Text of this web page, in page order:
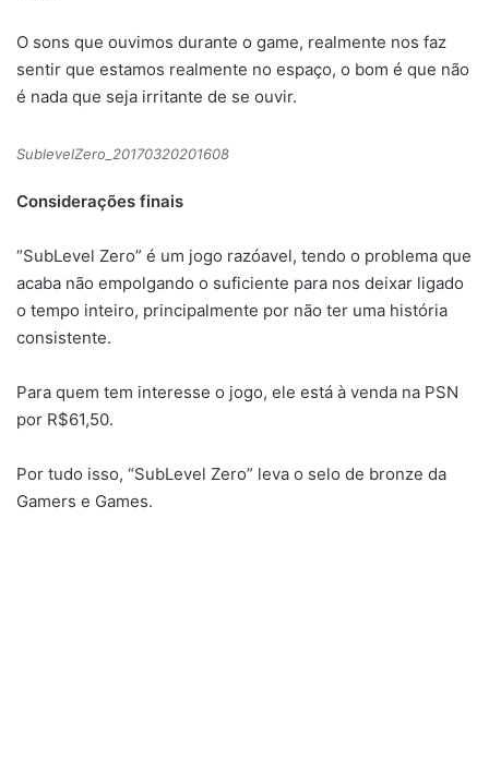
O sons que ouvimos durante o game, realmente nos faz
sentir que estamos realmente no espaço, o bom é que não
é nada que seja irritante de se ouvir.
SublevelZero_20170320201608
Considerações finais
“SubLevel Zero” é um jogo razóavel, tendo o problema que
acaba não empolgando o suficiente para nos deixar ligado
o tempo inteiro, principalmente por não ter uma história
consistente.
Para quem tem interesse o jogo, ele está à venda na PSN
por R$61,50.
Por tudo isso, “SubLevel Zero” leva o selo de bronze da
Gamers e Games.